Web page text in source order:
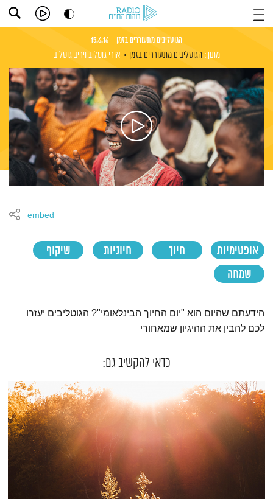
הגוטליבים מתעוררים בזמן – 15.6.16
מתוך: הגוטליבים מתעוררים בזמן אורי גוטליב ויריב גוטליב
אופטימיות חיוך חיוניות
שיקוף
שמחה
embed
תמצית הפודקאסט
הידעתם שהיום הוא "יום החיוך הבינלאומי"? הגוטליבים יעזרו
לכם להבין את ההיגיון שמאחורי
כדאי להקשיב גם: